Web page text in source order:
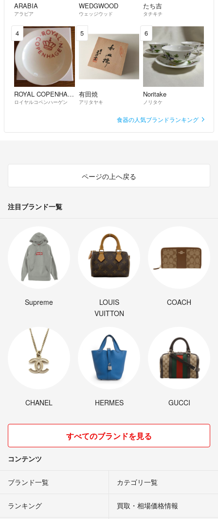
ARABIA
アラビア
WEDGWOOD
ウェッジウッド
たち吉
タチキチ
4
ROYAL COPENHAGEN
ロイヤルコペンハーゲン
5
有田焼
アリタヤキ
6
Noritake
ノリタケ
食器の人気ブランドランキング
ページの上へ戻る
注目ブランド一覧
Supreme
LOUIS
VUITTON
COACH
CHANEL HERMES GUCCI
すべてのブランドを見る
コンテンツ
ブランド一覧 カテゴリ一覧
ランキング 買取・相場価格情報